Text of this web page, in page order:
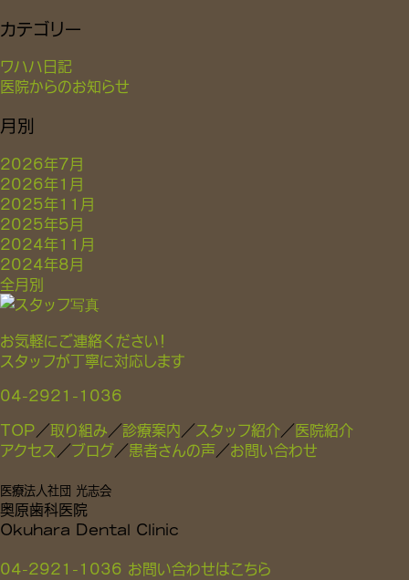
カテゴリー
ワハハ日記
医院からのお知らせ
月別
2026年7月
2026年1月
2025年11月
2025年5月
2024年11月
2024年8月
全月別
TOP／取り組み／診療案内／スタッフ紹介／医院紹介
アクセス ／ブログ／患者さんの声／お問い合わせ
医療法人社団 光志会
奥原歯科医院
Okuhara Dental Clinic
04-2921-1036 お問い合わせはこちら